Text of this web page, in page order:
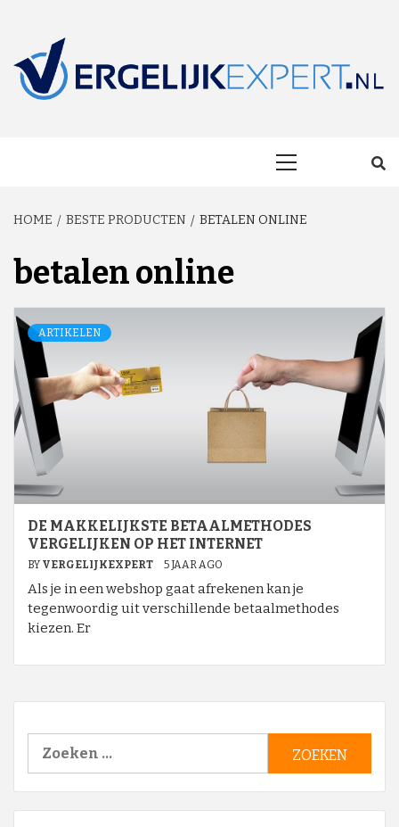
content
HOME BESTE PRODUCTEN BETALEN ONLINE
betalen online
ARTIKELEN
DE MAKKELIJKSTE BETAALMETHODES
VERGELIJKEN OP HET INTERNET
BY VERGELIJKEXPERT 5 JAAR AGO
Als je in een webshop gaat afrekenen kan je
tegenwoordig uit verschillende betaalmethodes
kiezen. Er
Zoeken